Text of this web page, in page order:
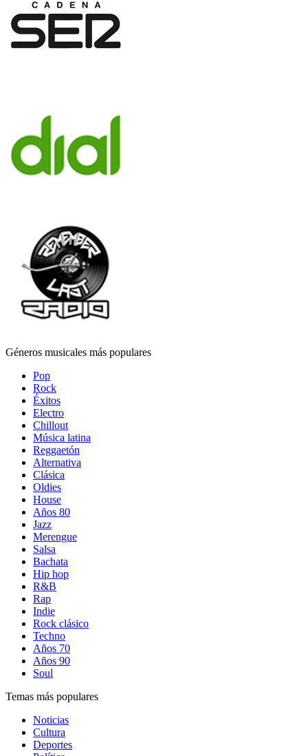
Géneros musicales más populares
Pop
Rock
Éxitos
Electro
Chillout
Música latina
Reggaetón
Alternativa
Clásica
Oldies
House
Años 80
Jazz
Merengue
Salsa
Bachata
Hip hop
R&B
Rap
Indie
Rock clásico
Techno
Años 70
Años 90
Soul
Temas más populares
Noticias
Cultura
Deportes